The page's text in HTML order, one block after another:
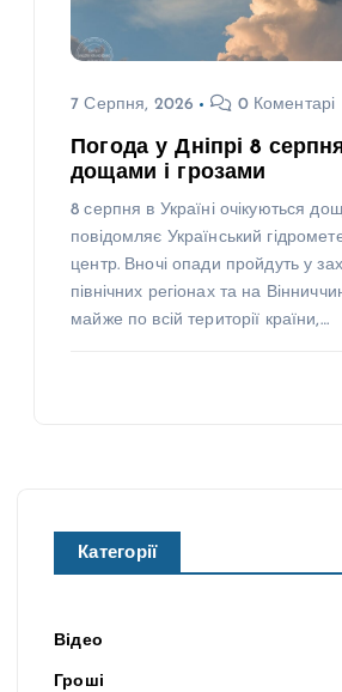
7 Серпня, 2026 0 Коментарі
Погода у Дніпрі 8
дощами і грозами
8 серпня в Україні очікуються
повідомляє Український
центр. Вночі опади пройдуть у
північних регіонах та на
майже по всій території країни,…
Категорії
Відео
Гроші